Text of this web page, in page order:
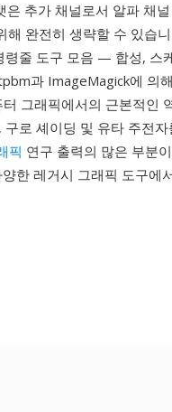
추가 채널로서 알파 채
완전히 생략할 수 있습
줄 도구 모음 — 합성, 스
과 ImageMagick에 의
그래픽에서의 근본적인
로 셰이딩 및 유타 주전자
픽 연구 출력의 많은 부분
한 레거시 그래픽 도구에